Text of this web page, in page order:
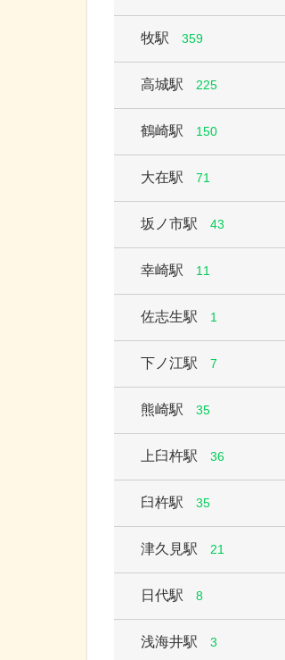
牧駅 359
高城駅 225
鶴崎駅 150
大在駅 71
坂ノ市駅 43
幸崎駅 11
佐志生駅 1
下ノ江駅 7
熊崎駅 35
上臼杵駅 36
臼杵駅 35
津久見駅 21
日代駅 8
浅海井駅 3